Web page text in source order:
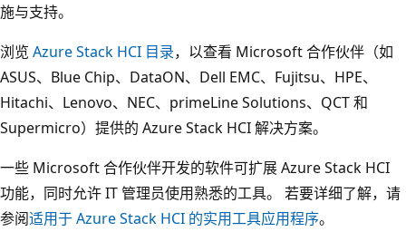
施与支持。
浏览 Azure Stack HCI 目录，以查看 Microsoft 合作伙伴（如
ASUS、Blue Chip、DataON、Dell EMC、Fujitsu、HPE、
Hitachi、Lenovo、NEC、primeLine Solutions、QCT 和
Supermicro）提供的 Azure Stack HCI 解决方案。
一些 Microsoft 合作伙伴开发的软件可扩展 Azure Stack HCI
功能，同时允许 IT 管理员使用熟悉的工具。 若要详细了解，请
参阅适用于 Azure Stack HCI 的实用工具应用程序。